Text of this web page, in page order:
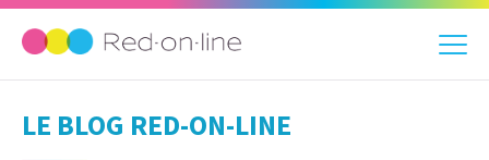
LE BLOG RED-ON-LINE